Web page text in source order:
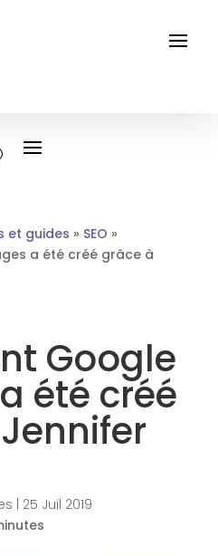
et guides » SEO »
a été créé grâce à
Google
été créé
25 Juil 2019